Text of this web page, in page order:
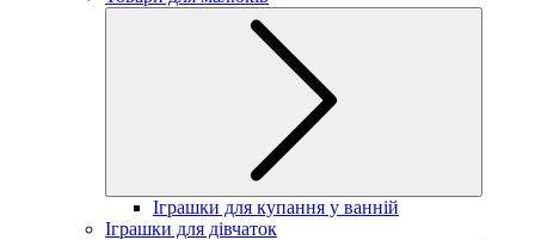
Іграшки для купання у ванній
Іграшки для дівчаток